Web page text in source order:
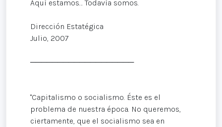
Aquí estamos… Todavía somos.
Dirección Estatégica
Julio, 2007
───────────────────
"Capitalismo o socialismo. Éste es el
problema de nuestra época. No queremos,
ciertamente, que el socialismo sea en